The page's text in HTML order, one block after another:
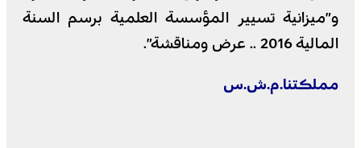
و”ميزانية تسيير المؤسسة العلمية برسم السنة
المالية 2016 .. عرض ومناقشة”.
مملكتنا.م.ش.س